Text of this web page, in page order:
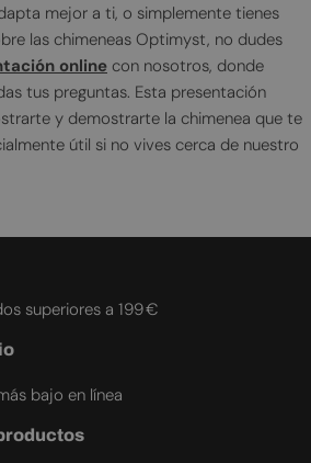
mejor a ti, o simplemente tienes
las chimeneas Optimyst, no dudes
online con nosotros, donde
tus preguntas. Esta presentación
y demostrarte la chimenea que te
útil si no vives cerca de nuestro
superiores a 199 €
bajo en línea